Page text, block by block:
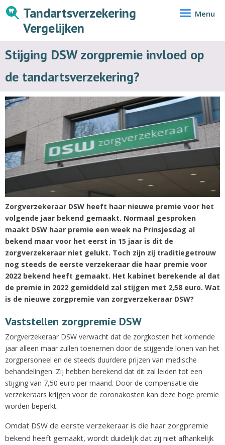
Tandartsverzekering
Vergelijken
Menu
Stijging DSW zorgpremie invloed op
de tandartsverzekering?
Zorgverzekeraar DSW heeft haar nieuwe premie voor het
volgende jaar bekend gemaakt. Normaal gesproken
maakt DSW haar premie een week na Prinsjesdag al
bekend maar voor het eerst in 15 jaar is dit de
zorgverzekeraar niet gelukt. Toch zijn zij traditiegetrouw
nog steeds de eerste verzekeraar die haar premie voor
2022 bekend heeft gemaakt. Het kabinet berekende al dat
de premie in 2022 gemiddeld zal stijgen met 2,58 euro. Wat
is de nieuwe zorgpremie van zorgverzekeraar DSW?
Vaststellen zorgpremie DSW
Zorgverzekeraar DSW verwacht dat de zorgkosten het komende
jaar alleen maar zullen toenemen door de stijgende lonen van het
zorgpersoneel en de steeds duurdere prijzen van medische
behandelingen. Zij hebben berekend dat dit zal leiden tot een
stijging van 7,50 euro per maand. Door de compensatie die
verzekeraars krijgen voor de coronakosten kan deze hoge premie
worden beperkt.
Omdat DSW de eerste verzekeraar is die haar zorgpremie
bekend heeft gemaakt, wordt duidelijk dat zij niet afhankelijk